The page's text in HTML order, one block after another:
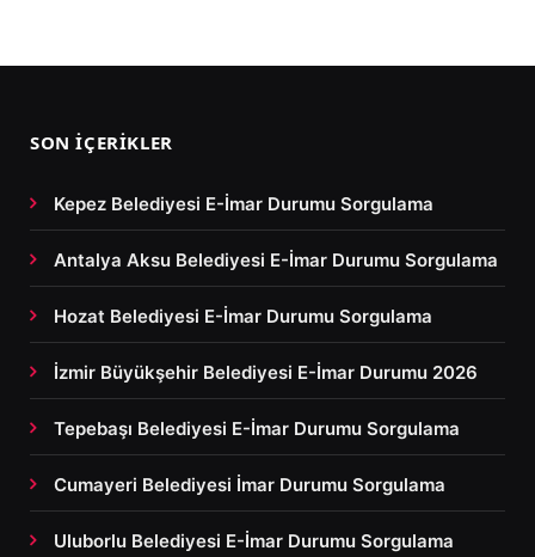
SON İÇERIKLER
Kepez Belediyesi E-İmar Durumu Sorgulama
Antalya Aksu Belediyesi E-İmar Durumu Sorgulama
Hozat Belediyesi E-İmar Durumu Sorgulama
İzmir Büyükşehir Belediyesi E-İmar Durumu 2026
Tepebaşı Belediyesi E-İmar Durumu Sorgulama
Cumayeri Belediyesi İmar Durumu Sorgulama
Uluborlu Belediyesi E-İmar Durumu Sorgulama